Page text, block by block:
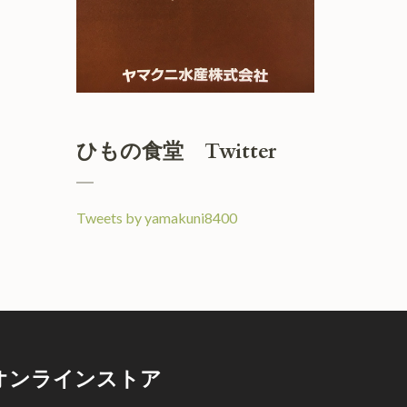
ひもの食堂 Twitter
Tweets by yamakuni8400
ンラインストア